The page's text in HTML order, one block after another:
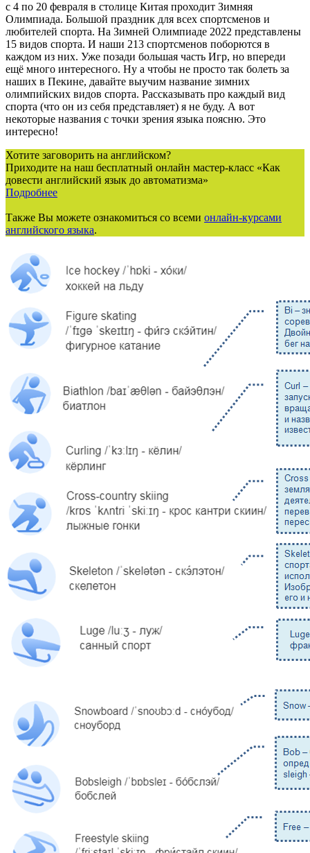
с 4 по 20 февраля в столице Китая проходит Зимняя
Олимпиада. Большой праздник для всех спортсменов и
любителей спорта. На Зимней Олимпиаде 2022 представлены
15 видов спорта. И наши 213 спортсменов поборются в
каждом из них. Уже позади большая часть Игр, но впереди
ещё много интересного. Ну а чтобы не просто так болеть за
наших в Пекине, давайте выучим название зимних
олимпийских видов спорта. Рассказывать про каждый вид
спорта (что он из себя представляет) я не буду. А вот
некоторые названия с точки зрения языка поясню. Это
интересно!
Хотите заговорить на английском?
Приходите на наш бесплатный онлайн мастер-класс «Как
довести английский язык до автоматизма»
Подробнее
Также Вы можете ознакомиться со всеми онлайн-курсами
английского языка.